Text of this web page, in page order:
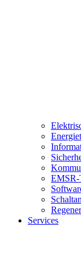
EMSR-
Services